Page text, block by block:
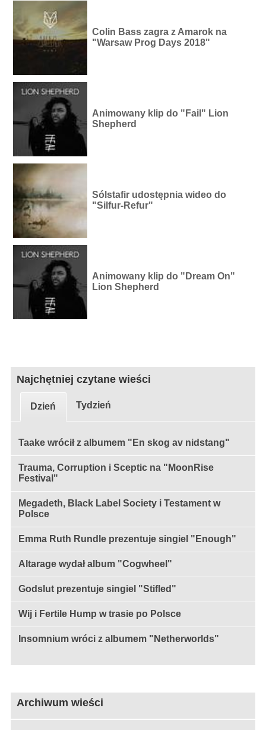
Colin Bass zagra z Amarok na
"Warsaw Prog Days 2018"
Animowany klip do "Fail" Lion
Shepherd
Sólstafir udostępnia wideo do
"Silfur-Refur"
Animowany klip do "Dream On"
Lion Shepherd
Najchętniej czytane wieści
Dzień Tydzień
Taake wrócił z albumem "En skog av nidstang"
Trauma, Corruption i Sceptic na "MoonRise
Festival"
Megadeth, Black Label Society i Testament w
Polsce
Emma Ruth Rundle prezentuje singiel "Enough"
Altarage wydał album "Cogwheel"
Godslut prezentuje singiel "Stifled"
Wij i Fertile Hump w trasie po Polsce
Insomnium wróci z albumem "Netherworlds"
Archiwum wieści